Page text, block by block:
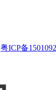
粤ICP备